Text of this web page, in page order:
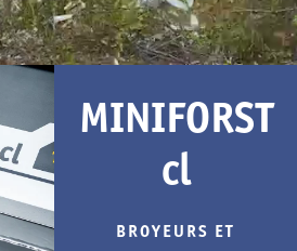
MINIFORST
cl
BROYEURS ET